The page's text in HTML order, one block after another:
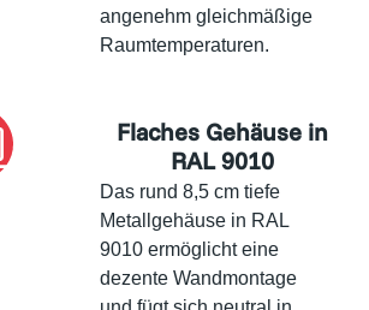
angenehm gleichmäßige
Raumtemperaturen.
Flaches Gehäuse in
RAL 9010
Das rund 8,5 cm tiefe
Metallgehäuse in RAL
9010 ermöglicht eine
dezente Wandmontage